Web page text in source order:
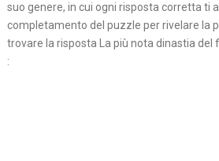
suo genere, in cui ogni risposta corretta ti
completamento del puzzle per rivelare la
trovare la risposta La più nota dinastia
: